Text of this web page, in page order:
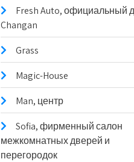
Fresh Auto, официальный
Changan
Grass
Magic-House
Man, центр
Sofia, фирменный салон
межкомнатных дверей и
перегородок